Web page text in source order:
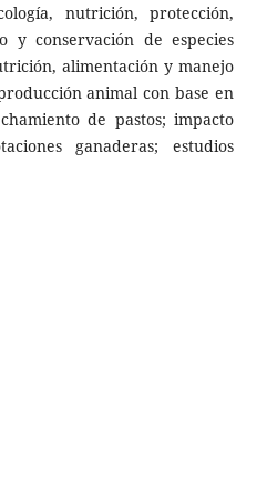
nutrición, protección,
y conservación de especies
alimentación y manejo
animal con base en
de pastos; impacto
ganaderas; estudios